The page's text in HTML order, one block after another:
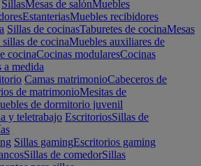
SillasMesas de salónMuebles
EstanteriasMuebles recibidores
Sillas de cocinasTaburetes de cocinaMesas
de cocinaMuebles auxiliares de
cocinaCocinas modularesCocinas
a medida
Camas matrimonioCabeceros de
de matrimonioMesitas de
de dormitorio juvenil
y teletrabajo EscritoriosSillas de
Sillas gamingEscritorios gaming
Sillas de comedorSillas